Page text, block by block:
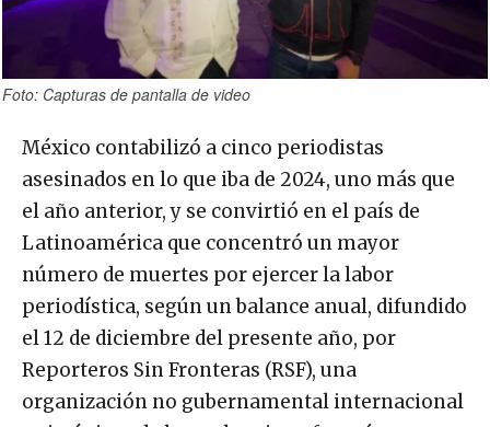
Foto: Capturas de pantalla de video
México contabilizó a cinco periodistas
asesinados en lo que iba de 2024, uno más que
el año anterior, y se convirtió en el país de
Latinoamérica que concentró un mayor
número de muertes por ejercer la labor
periodística, según un balance anual, difundido
el 12 de diciembre del presente año, por
Reporteros Sin Fronteras (RSF), una
organización no gubernamental internacional